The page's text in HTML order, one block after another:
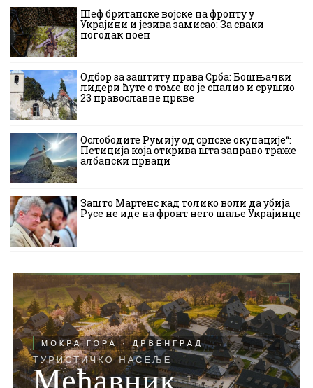
Шеф британске војске на фронту у
Украјини и језива замисао: За сваки
погодак поен
Одбор за заштиту права Срба: Бошњачки
лидери ћуте о томе ко је спалио и срушио
23 православне цркве
Ослободите Румију од српске окупације“:
Петиција која открива шта заправо траже
албански прваци
Зашто Мартенс кад толико воли да убија
Русе не иде на фронт него шаље Украјинце